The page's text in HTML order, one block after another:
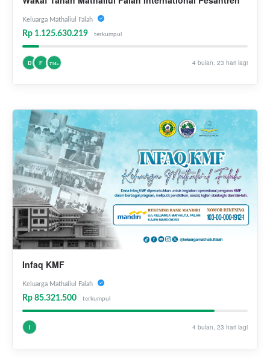
Keluarga Mathaliul Falah
Rp 1.125.630.219 terkumpul
D F 714+ 4 bulan, 23 hari lagi
Infaq KMF
Keluarga Mathaliul Falah
Rp 85.321.500 terkumpul
I 4 bulan, 23 hari lagi